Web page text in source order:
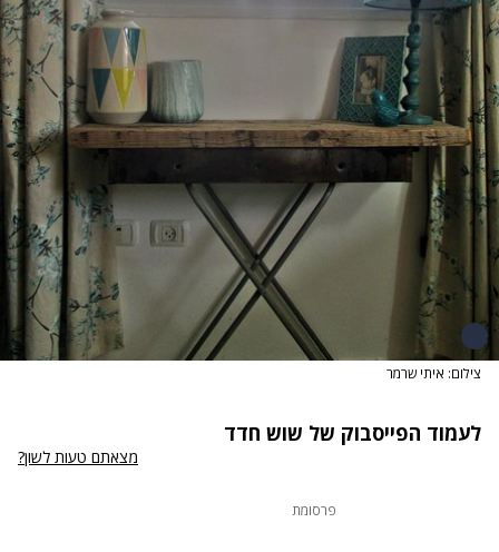
צילום: איתי שרמר
לעמוד הפייסבוק של שוש חדד
מצאתם טעות לשון?
פרסומת